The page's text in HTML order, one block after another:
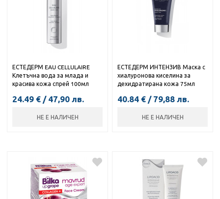
ЕСТЕДЕРМ EAU CELLULAIRE
Клетъчна вода за млада и
красива кожа спрей 100мл
24.49 € / 47,90 лв.
НЕ Е НАЛИЧЕН
ЕСТЕДЕРМ ИНТЕНЗИВ Маска с
хиалуронова киселина за
дехидратирана кожа 75мл
40.84 € / 79,88 лв.
НЕ Е НАЛИЧЕН